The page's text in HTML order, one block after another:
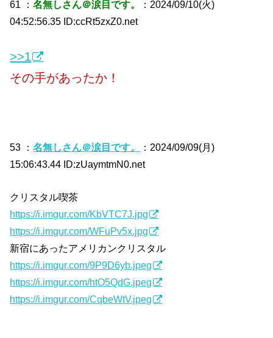
61 ：名無しさん＠涙目です。
：2024/09/10(火)
04:52:56.35 ID:ccRt5zxZ0.net
>>1
その手があったか！
53 ：名無しさん＠涙目です。
：2024/09/09(月)
15:06:43.44 ID:zUaymtmN0.net
クリスタル喫茶
https://i.imgur.com/KbVTC7J.jpg
https://i.imgur.com/WFuPv5x.jpg
新宿にあったアメリカンクリスタル
https://i.imgur.com/9P9D6yb.jpeg
https://i.imgur.com/htO5QdG.jpeg
https://i.imgur.com/CqbeWtV.jpeg